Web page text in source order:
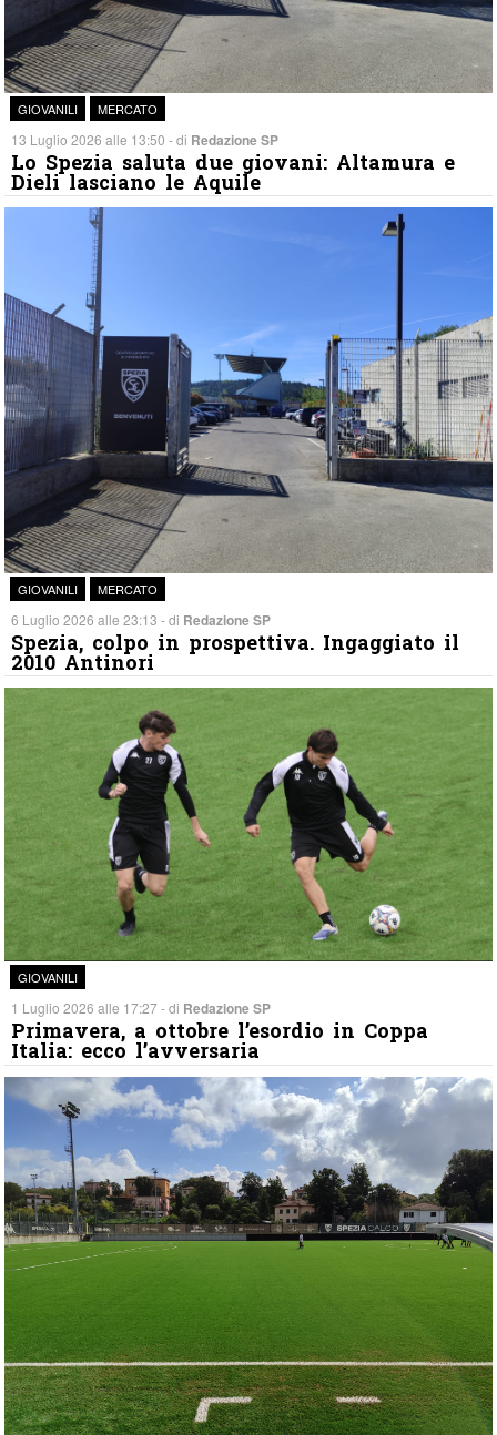
GIOVANILI MERCATO
13 Luglio 2026 alle 13:50 - di Redazione SP
Lo Spezia saluta due giovani: Altamura e
Dieli lasciano le Aquile
GIOVANILI MERCATO
6 Luglio 2026 alle 23:13 - di Redazione SP
Spezia, colpo in prospettiva. Ingaggiato il
2010 Antinori
GIOVANILI
1 Luglio 2026 alle 17:27 - di Redazione SP
Primavera, a ottobre l’esordio in Coppa
Italia: ecco l’avversaria